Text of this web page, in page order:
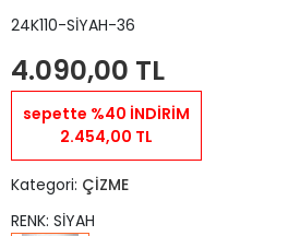
24K110-SİYAH-36
4.090,00 TL
sepette %40 İNDİRİM
2.454,00 TL
Kategori: ÇİZME
RENK: SİYAH